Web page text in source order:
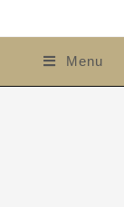
Menu